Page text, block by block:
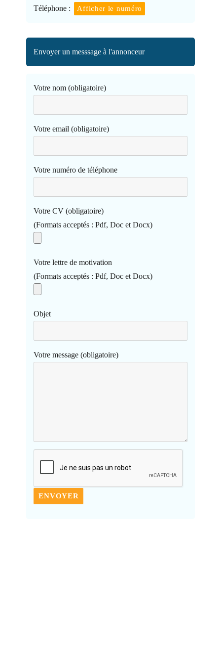
Téléphone :
Afficher le numéro
Envoyer un messsage à l'annonceur
Votre nom (obligatoire)
Votre email (obligatoire)
Votre numéro de téléphone
Votre CV (obligatoire)
(Formats acceptés : Pdf, Doc et Docx)
Votre lettre de motivation
(Formats acceptés : Pdf, Doc et Docx)
Objet
Votre message (obligatoire)